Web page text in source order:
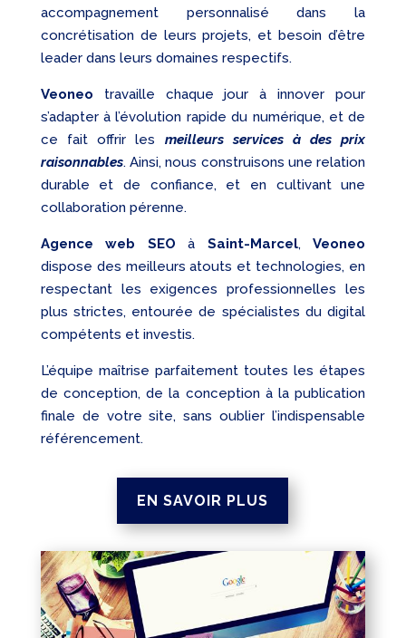
accompagnement personnalisé dans la
concrétisation de leurs projets, et besoin d’être
leader dans leurs domaines respectifs.
Veoneo travaille chaque jour à innover pour
s’adapter à l’évolution rapide du numérique, et de
ce fait offrir les meilleurs services à des prix
raisonnables. Ainsi, nous construisons une relation
durable et de confiance, et en cultivant une
collaboration pérenne.
Agence web SEO à Saint-Marcel,Veoneo
dispose des meilleurs atouts et technologies, en
respectant les exigences professionnelles les
plus strictes, entourée de spécialistes du digital
compétents et investis.
L’équipe maîtrise parfaitement toutes les étapes
de conception, de la conception à la publication
finale de votre site, sans oublier l’indispensable
référencement.
EN SAVOIR PLUS